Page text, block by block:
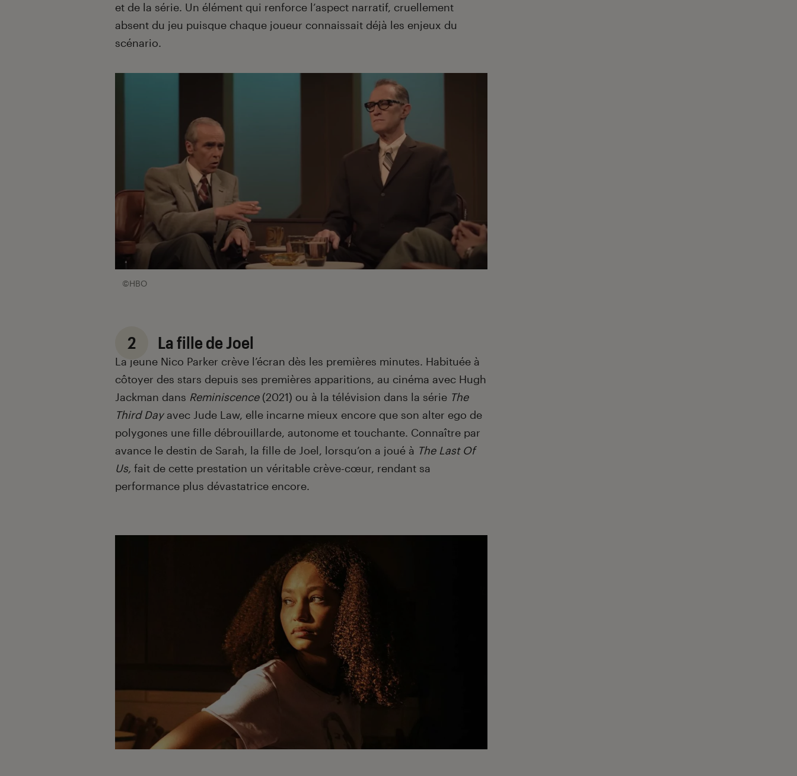
et de la série. Un élément qui renforce l’aspect narratif, cruellement
absent du jeu puisque chaque joueur connaissait déjà les enjeux du
scénario.
©HBO
2 La fille de Joel
La jeune Nico Parker crève l’écran dès les premières minutes. Habituée à
côtoyer des stars depuis ses premières apparitions, au cinéma avec Hugh
Jackman dans Reminiscence(2021) ou à la télévision dans la série The
Third Dayavec Jude Law, elle incarne mieux encore que son alter ego de
polygones une fille débrouillarde, autonome et touchante. Connaître par
avance le destin de Sarah, la fille de Joel, lorsqu’on a joué à The Last Of
Us, fait de cette prestation un véritable crève-cœur, rendant sa
performance plus dévastatrice encore.